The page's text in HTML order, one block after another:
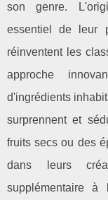
son genre.
essentiel de leur
réinventent les
approche
d'ingrédients
surprennent et
fruits secs ou des
dans leurs
supplémentaire à